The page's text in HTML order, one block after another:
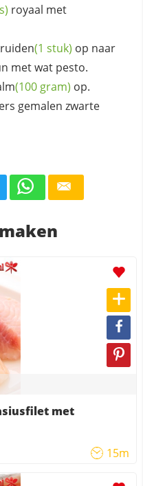
royaal met
(1 stuk) op naar
met wat pesto.
(100 gram) op.
gemalen zwarte
met
15m